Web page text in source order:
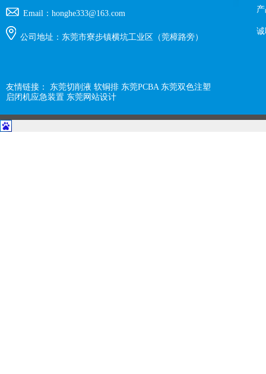
Email：honghe333@163.com
公司地址：东莞市寮步镇横坑工业区（莞樟路旁）
友情链接： 东莞切削液 软铜排 东莞PCBA 东莞双色注塑
启闭机应急装置 东莞网站设计